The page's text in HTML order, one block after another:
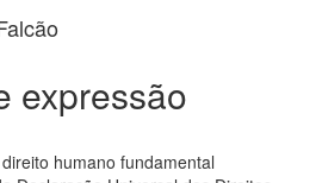
expressão
humano fundamental